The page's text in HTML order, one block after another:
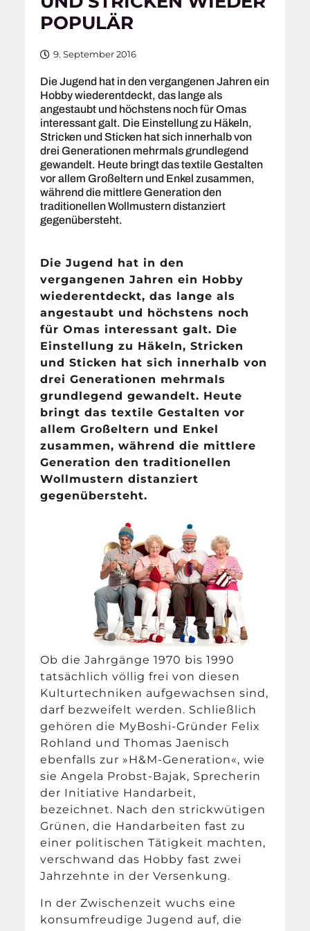
POPULÄR
9. September 2016
Die Jugend hat in den vergangenen Jahren ein
Hobby wiederentdeckt, das lange als
angestaubt und höchstens noch für Omas
interessant galt. Die Einstellung zu Häkeln,
Stricken und Sticken hat sich innerhalb von
drei Generationen mehrmals grundlegend
gewandelt. Heute bringt das textile Gestalten
vor allem Großeltern und Enkel zusammen,
während die mittlere Generation den
traditionellen Wollmustern distanziert
gegenübersteht.
Die Jugend hat in den
vergangenen Jahren ein Hobby
wiederentdeckt, das lange als
angestaubt und höchstens noch
für Omas interessant galt. Die
Einstellung zu Häkeln, Stricken
und Sticken hat sich innerhalb von
drei Generationen mehrmals
grundlegend gewandelt. Heute
bringt das textile Gestalten vor
allem Großeltern und Enkel
zusammen, während die mittlere
Generation den traditionellen
Wollmustern distanziert
gegenübersteht.
Ob die Jahrgänge 1970 bis 1990
tatsächlich völlig frei von diesen
Kulturtechniken aufgewachsen sind,
darf bezweifelt werden. Schließlich
gehören die MyBoshi-Gründer Felix
Rohland und Thomas Jaenisch
ebenfalls zur »H&M-Generation«, wie
sie Angela Probst-Bajak, Sprecherin
der Initiative Handarbeit,
bezeichnet. Nach den strickwütigen
Grünen, die Handarbeiten fast zu
einer politischen Tätigkeit machten,
verschwand das Hobby fast zwei
Jahrzehnte in der Versenkung.
In der Zwischenzeit wuchs eine
konsumfreudige Jugend auf, die